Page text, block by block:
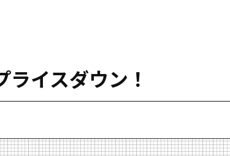
ライスダウン！